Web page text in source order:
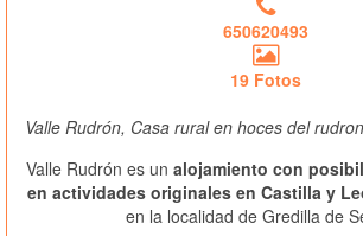
650620493
19 Fotos
Valle Rudrón, Casa rural en hoces del rudron
Valle Rudrón es un alojamiento con
en actividades originales en Castilla y
en la localidad de Gredilla de